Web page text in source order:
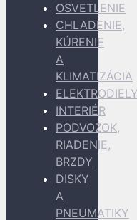
OSVETLENIE
CHLADENIE,
KÚRENIE
A
KLIMATIZÁCIA
ELEKTRODIELY
INTERIÉR
PODVOZOK,
RIADENIE,
BRZDY
DISKY
A
PNEUMATIKY